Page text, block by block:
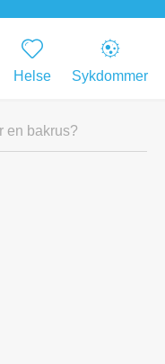
Helse Sykdommer
en bakrus?